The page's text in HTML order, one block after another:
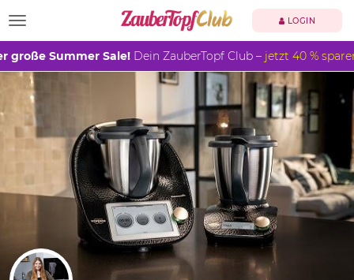
TOGGLE NAVIGATION LOGIN
große Summer Sale! Dein ZauberTopf Club – jetzt 40 %